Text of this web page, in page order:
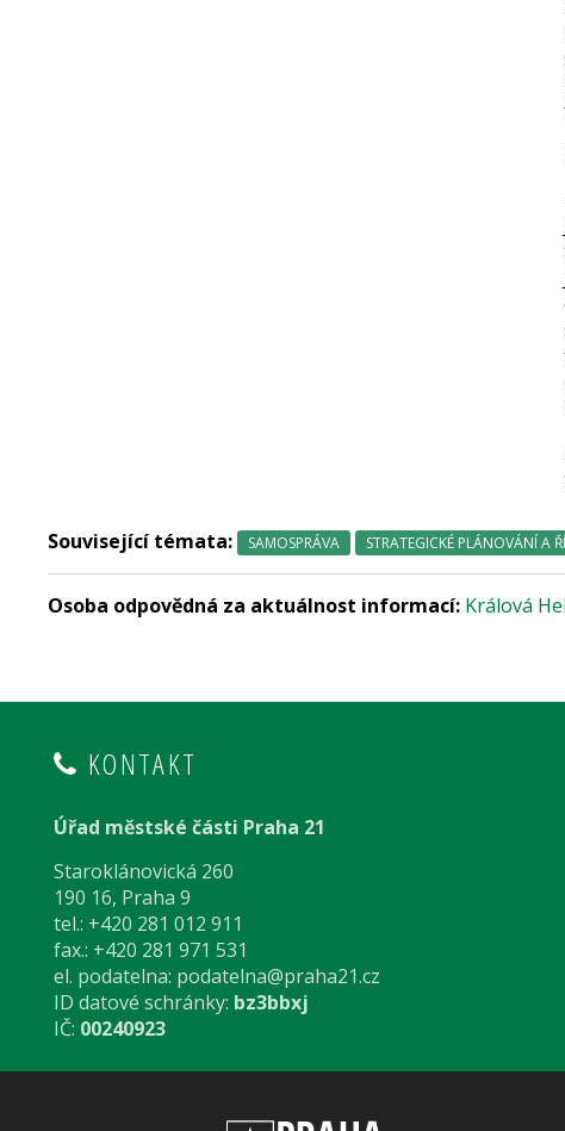
Související témata: SAMOSPRÁVA STRATEGICKÉ PLÁNOVÁNÍ A
Osoba odpovědná za aktuálnost informací: Králová
KONTAKT
Úřad městské části Praha 21
Staroklánovická 260
190 16, Praha 9
tel.: +420 281 012 911
fax.: +420 281 971 531
el. podatelna: podatelna@praha21.cz
ID datové schránky: bz3bbxj
IČ: 00240923